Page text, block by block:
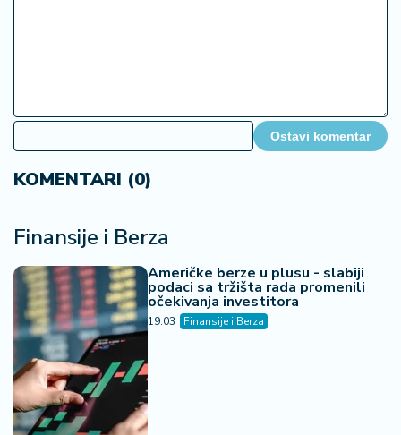
Ostavi komentar
KOMENTARI (0)
Finansije i Berza
Američke berze u plusu - slabiji
podaci sa tržišta rada promenili
očekivanja investitora
19:03 Finansije i Berza